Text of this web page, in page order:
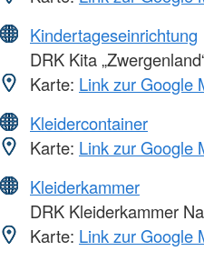
Kindertageseinrichtung
DRK Kita
Karte: Link zur Google
Kleidercontainer
Karte: Link zur Google
Kleiderkammer
DRK Kleiderkammer
Karte: Link zur Google